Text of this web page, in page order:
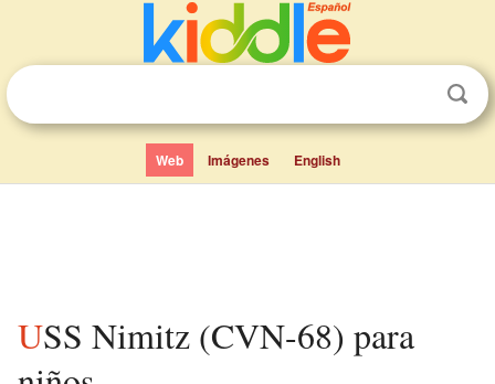
Web Imágenes English
USS Nimitz (CVN-68) para